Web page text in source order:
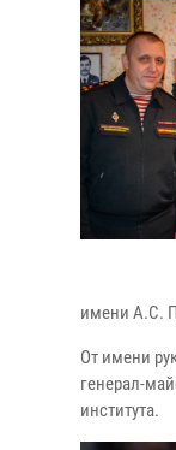
имени А.С.
От имени
генерал-
института.